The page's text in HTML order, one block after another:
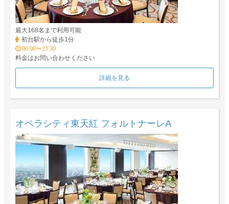
最大168名まで利用可能
初台駅から徒歩1分
00:00〜23:30
料金はお問い合わせください
詳細を見る
オペラシティ東天紅 フォルトナーレA